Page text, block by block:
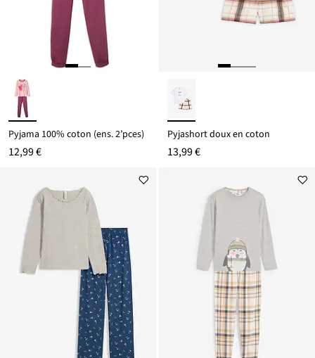
Pyjama 100% coton (ens. 2’pces)
12,99 €
Pyjashort doux en coton
13,99 €